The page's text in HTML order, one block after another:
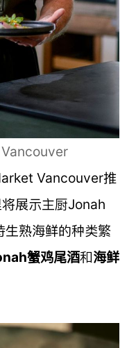
Vancouver推
展示主厨Jonah
生熟海鲜的种类繁
蟹鸡尾酒和海鲜